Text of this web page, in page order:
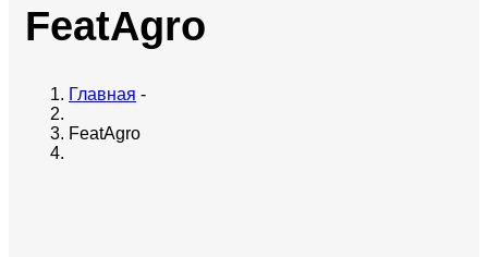
FeatAgro
Главная -
FeatAgro